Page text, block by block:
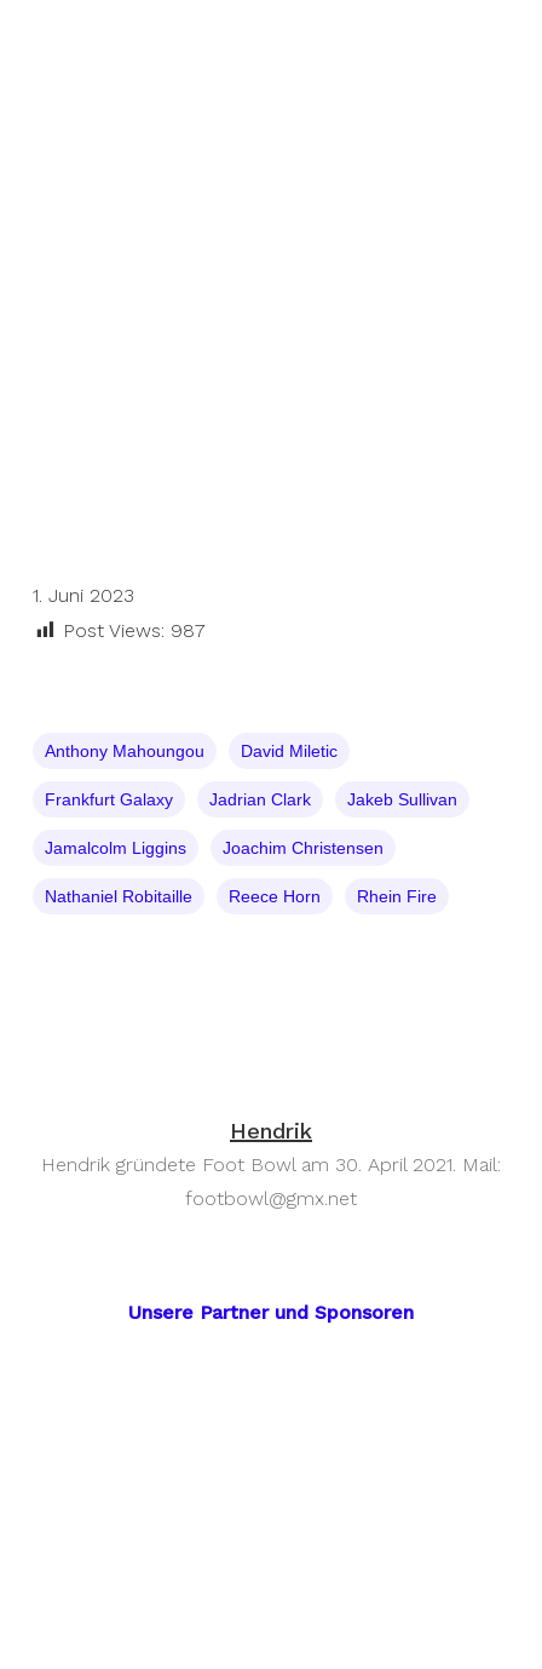
1. Juni 2023
Post Views: 987
Anthony Mahoungou David Miletic
Frankfurt Galaxy Jadrian Clark Jakeb Sullivan
Jamalcolm Liggins Joachim Christensen
Nathaniel Robitaille Reece Horn Rhein Fire
Hendrik
Hendrik gründete Foot Bowl am 30. April 2021. Mail:
footbowl@gmx.net
Unsere Partner und Sponsoren